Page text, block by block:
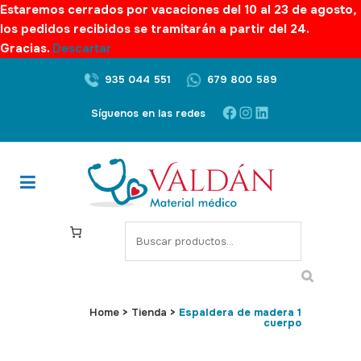
Estaremos cerrados por vacaciones del 10 al 23 de agosto,
los pedidos recibidos se tramitarán a partir del 24.
Gracias. Descartar
935 044 551 679 800 589
Síguenos en las redes Facebook
Instagram
LinkedIn
S
e
c
Home > Tienda > Espaldera de madera 1
cuerpo